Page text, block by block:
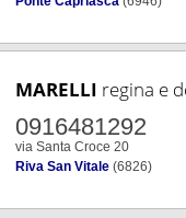
MARELLI regina e
0916481292
via Santa Croce 20
Riva San Vitale (6826)